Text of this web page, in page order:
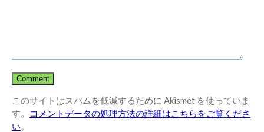
このサイトはスパムを低減するために Akismet を使っていま
す。
コメントデータの処理方法の詳細はこちらをご覧くださ
い。